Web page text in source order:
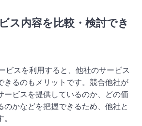
ス内容を比較・検討でき
ビスを利用すると、他社のサービス
きるのもメリットです。競合他社が
ービスを提供しているのか、どの価
のかなどを把握できるため、他社と